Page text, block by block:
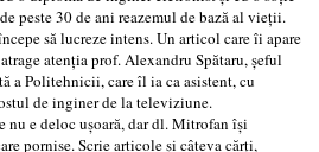
peste 30 de ani reazemul de bază al vieții.
să lucreze intens. Un articol care îi apare
atenția prof. Alexandru Spătaru, șeful
a Politehnicii, care îl ia ca asistent, cu
de inginer de la televiziune.
e deloc ușoară, dar dl. Mitrofan își
pornise. Scrie articole și câteva cărți,